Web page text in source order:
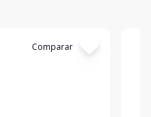
Comparar